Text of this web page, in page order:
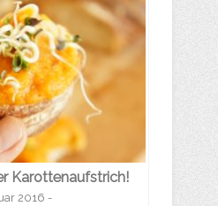
Karottenaufstrich!
2016 -